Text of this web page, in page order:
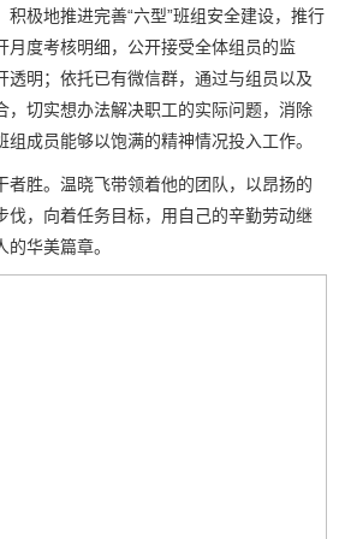
极地推进完善“六型”班组安全建设，推行
月度考核明细，公开接受全体组员的监
透明；依托已有微信群，通过与组员以及
，切实想办法解决职工的实际问题，消除
成员能够以饱满的精神情况投入工作。
胜。温晓飞带领着他的团队，以昂扬的
伐，向着任务目标，用自己的辛勤劳动继
华美篇章。